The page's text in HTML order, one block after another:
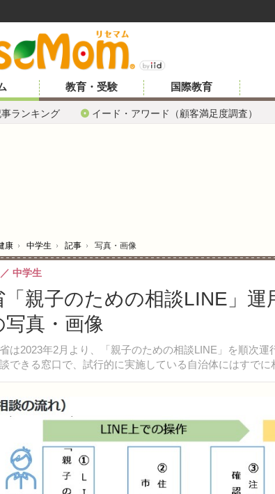
事ランキング イード・アワード（顧客満足度調査）
教育・受験 国際教育
康 › 中学生 › 記事 › 写真・画像
「親子のための相談LINE」
写真・画像
は2023年2月より、「親子のための相談LINE」を順次運
できる窓口で、試行的に実施している自治体にはすでに
中学生